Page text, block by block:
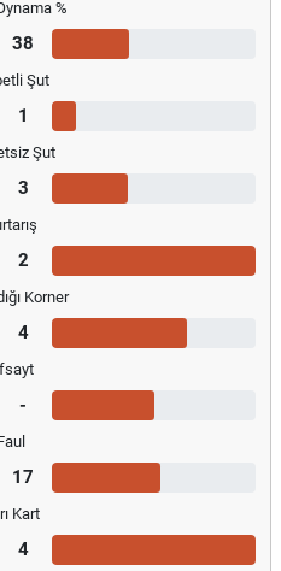
%
38
Şut
1
Şut
3
2
Korner
4
-
17
Kart
4